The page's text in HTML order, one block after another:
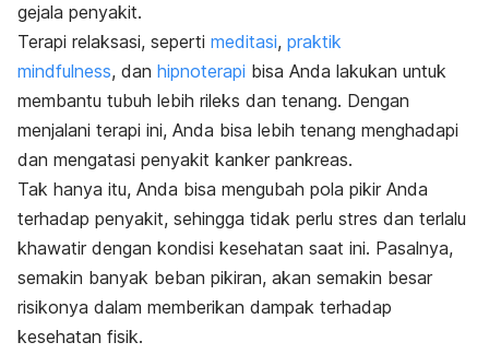
gejala penyakit.
Terapi relaksasi, seperti meditasi, praktik
mindfulness, dan hipnoterapi bisa Anda lakukan untuk
membantu tubuh lebih rileks dan tenang. Dengan
menjalani terapi ini, Anda bisa lebih tenang menghadapi
dan mengatasi penyakit kanker pankreas.
Tak hanya itu, Anda bisa mengubah pola pikir Anda
terhadap penyakit, sehingga tidak perlu stres dan terlalu
khawatir dengan kondisi kesehatan saat ini. Pasalnya,
semakin banyak beban pikiran, akan semakin besar
risikonya dalam memberikan dampak terhadap
kesehatan fisik.